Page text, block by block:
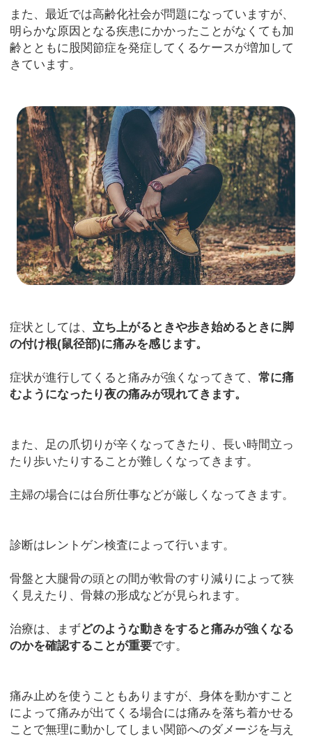
また、最近では高齢化社会が問題になっていますが、
明らかな原因となる疾患にかかったことがなくても加
齢とともに股関節症を発症してくるケースが増加して
きています。
症状としては、 立ち上がるときや歩き始めるときに脚
の付け根(鼠径部)に痛みを感じます。
症状が進行してくると痛みが強くなってきて、常に痛
むようになったり夜の痛みが現れてきます。
また、足の爪切りが辛くなってきたり、長い時間立っ
たり歩いたりすることが難しくなってきます。
主婦の場合には台所仕事などが厳しくなってきます。
診断はレントゲン検査によって行います。
骨盤と大腿骨の頭との間が軟骨のすり減りによって狭
く見えたり、骨棘の形成などが見られます。
治療は、まずどのような動きをすると痛みが強くなる
のかを確認することが重要です。
痛み止めを使うこともありますが、身体を動かすこと
によって痛みが出てくる場合には痛みを落ち着かせる
ことで無理に動かしてしまい関節へのダメージを与え